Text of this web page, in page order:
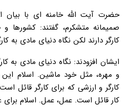
حضرت آیت الله خامنه ای با بیان
صمیمانه متشکرم، گفتند: کشورها
کارگر دارند لکن نگاه دنیای مادی به
‌ایشان افزودند: نگاه دنیای مادی به
و مهره، مثل خود ماشین. اسلام
کارگر و ارزشی که برای کارگر قائل
کار قائل است. عمل، عمل. اسلام